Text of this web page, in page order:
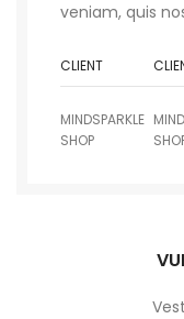
veniam, quis
CLIENT
MINDSPARKLE
SHOP